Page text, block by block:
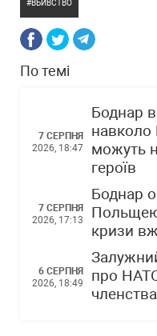
ВБИВСТВО
По темі
7 СЕРПНЯ
2026, 18:47
Боднар
навколо
можуть
героїв
7 СЕРПНЯ
2026, 17:13
Боднар
кризи
6 СЕРПНЯ
2026, 18:49
про